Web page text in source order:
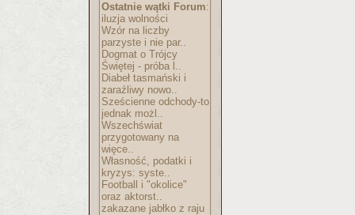
Ostatnie wątki Forum:
iluzja wolności
Wzór na liczby
parzyste i nie par..
Dogmat o Trójcy
Świętej - próba l..
Diabeł tasmański i
zaraźliwy nowo..
Sześcienne odchody-to
jednak możl..
Wszechświat
przygotowany na
więce..
Własność, podatki i
kryzys: syste..
Football i "okolice"
oraz aktorst..
zakazane jabłko z raju